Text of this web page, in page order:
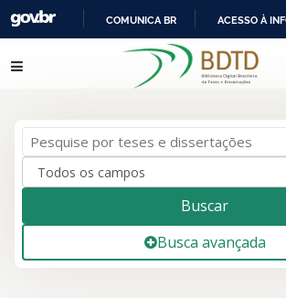
IR
PARA
COMUNICA BR ACESSO À
Pular para o conteúdo
Buscar
Busca avançada